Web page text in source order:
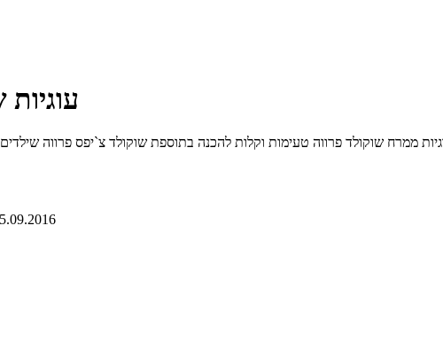
ממרח שוקולד פרווה טעימות וקלות להכנה בתוספת שוקולד צ`יפס פרווה שילדים אוהבים, 128 קלוריות למנה, 400